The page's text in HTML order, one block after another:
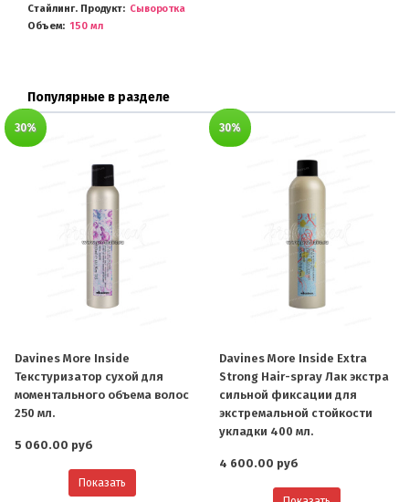
Стайлинг. Продукт
Сыворотка
Объем
150 мл
Популярные в разделе
30%
Davines More Inside
Текстуризатор сухой для
моментального объема волос
250 мл.
5 060.00 руб
Показать
30%
Davines More Inside Extra
Strong Hair-spray Лак экстра
сильной фиксации для
экстремальной стойкости
укладки 400 мл.
4 600.00 руб